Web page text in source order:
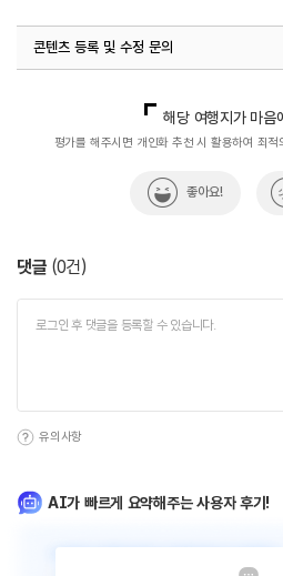
콘텐츠 등록 및 수정 문의
해당 여행지가 마음
평가를 해주시면 개인화 추천 시 활용하여 최
좋아요!
댓글 (0건)
유의사항
AI가 빠르게 요약해주는 사용자 후기!